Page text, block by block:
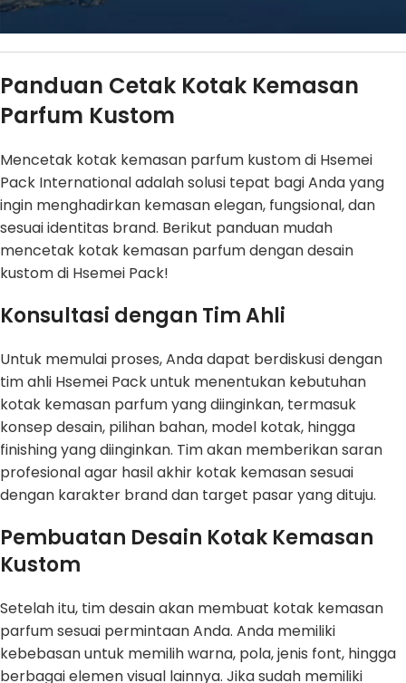
Panduan Cetak Kotak Kemasan
Parfum Kustom
Mencetak kotak kemasan parfum kustom di Hsemei
Pack International adalah solusi tepat bagi Anda yang
ingin menghadirkan kemasan elegan, fungsional, dan
sesuai identitas brand. Berikut panduan mudah
mencetak kotak kemasan parfum dengan desain
kustom di Hsemei Pack!
Konsultasi dengan Tim Ahli
Untuk memulai proses, Anda dapat berdiskusi dengan
tim ahli Hsemei Pack untuk menentukan kebutuhan
kotak kemasan parfum yang diinginkan, termasuk
konsep desain, pilihan bahan, model kotak, hingga
finishing yang diinginkan. Tim akan memberikan saran
profesional agar hasil akhir kotak kemasan sesuai
dengan karakter brand dan target pasar yang dituju.
Pembuatan Desain Kotak Kemasan
Kustom
Setelah itu, tim desain akan membuat kotak kemasan
parfum sesuai permintaan Anda. Anda memiliki
kebebasan untuk memilih warna, pola, jenis font, hingga
berbagai elemen visual lainnya. Jika sudah memiliki